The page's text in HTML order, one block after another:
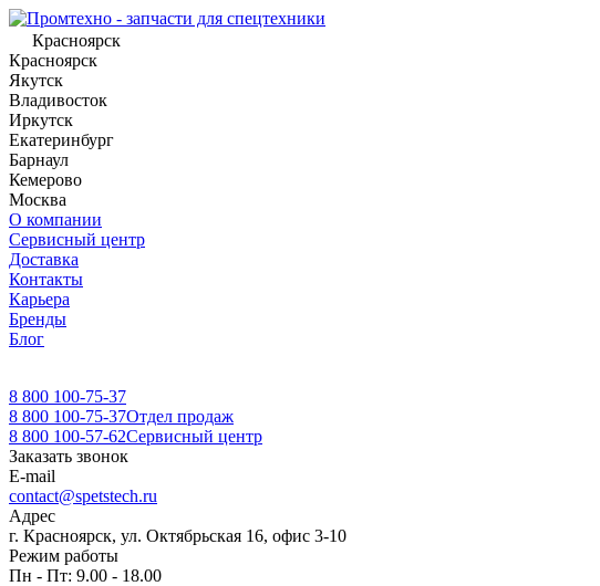
Красноярск
Красноярск
Якутск
Владивосток
Иркутск
Екатеринбург
Барнаул
Кемерово
Москва
О компании
Сервисный центр
Доставка
Контакты
Карьера
Бренды
Блог
8 800 100-75-37
8 800 100-75-37Отдел продаж
8 800 100-57-62Сервисный центр
Заказать звонок
E-mail
contact@spetstech.ru
Адрес
г. Красноярск, ул. Октябрьская 16, офис 3-10
Режим работы
Пн - Пт: 9.00 - 18.00